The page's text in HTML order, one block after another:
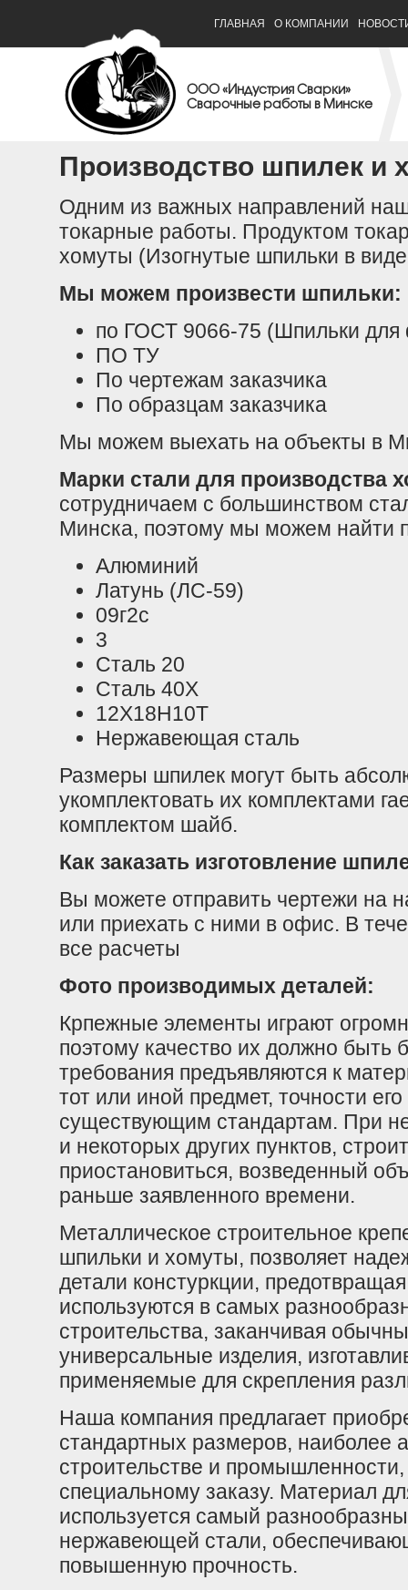
ГЛАВНАЯ О КОМПАНИИ
ООО «Индустрия Сварки»
Сварочные работы в Минске
Производство шпилек и
Одним из важных направлений
токарные работы. Продуктом
хомуты (Изогнутые шпильки в
Мы можем произвести шпильки:
по ГОСТ 9066-75 (Шпильки
ПО ТУ
По чертежам заказчика
По образцам заказчика
Мы можем выехать на объекты в
Марки стали для производства
сотрудничаем с большинством
Минска, поэтому мы можем найти
Алюминий
Латунь (ЛС-59)
09г2с
3
Сталь 20
Сталь 40Х
12Х18Н10Т
Нержавеющая сталь
Размеры шпилек могут быть
укомплектовать их комплектами
комплектом шайб.
Как заказать изготовление
Вы можете отправить чертежи на
или приехать с ними в офис. В
все расчеты
Фото производимых деталей:
Крпежные элементы играют
поэтому качество их должно быть
требования предъявляются к
тот или иной предмет, точности
существующим стандартам. При
и некоторых других пунктов,
приостановиться, возведенный
раньше заявленного времени.
Металлическое строительное
шпильки и хомуты, позволяет
детали констуркции,
используются в самых
строительства, заканчивая
универсальные изделия,
применяемые для скрепления
Наша компания предлагает
стандартных размеров, наиболее
строительстве и промышленности,
специальному заказу. Материал
используется самый
нержавеющей стали,
повышенную прочность.